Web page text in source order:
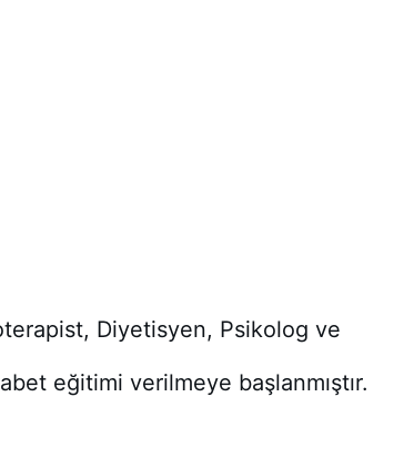
Diyetisyen, Psikolog ve
eğitimi verilmeye başlanmıştır.